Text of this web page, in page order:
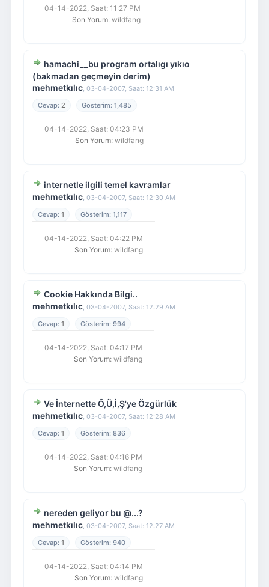
04-14-2022, Saat: 11:27 PM
Son Yorum: wildfang
hamachi__bu program ortalıgı yıkıo
(bakmadan geçmeyin derim)
mehmetkılıc, 03-04-2007, Saat: 12:31 AM
2
1,485
04-14-2022, Saat: 04:23 PM
Son Yorum: wildfang
internetle ilgili temel kavramlar
mehmetkılıc, 03-04-2007, Saat: 12:30 AM
1
1,117
04-14-2022, Saat: 04:22 PM
Son Yorum: wildfang
Cookie Hakkında Bilgi..
mehmetkılıc, 03-04-2007, Saat: 12:29 AM
1
994
04-14-2022, Saat: 04:17 PM
Son Yorum: wildfang
Ve İnternette Ö,Ü,İ,Ş'ye Özgürlük
mehmetkılıc, 03-04-2007, Saat: 12:28 AM
1
836
04-14-2022, Saat: 04:16 PM
Son Yorum: wildfang
nereden geliyor bu @...?
mehmetkılıc, 03-04-2007, Saat: 12:27 AM
1
940
04-14-2022, Saat: 04:14 PM
Son Yorum: wildfang